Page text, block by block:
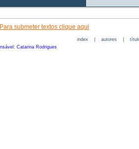
Para submeter textos clique aqui
index| autores|